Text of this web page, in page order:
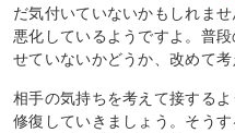
だ気付いていないかもしれま
悪化しているようですよ。普
せていないかどうか、改めて考
相手の気持ちを考えて接する
修復していきましょう。そう